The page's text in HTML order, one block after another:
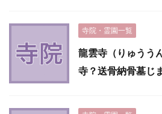
寺院・霊園一覧
龍雲寺（りゅうう
寺？送骨納骨墓じ